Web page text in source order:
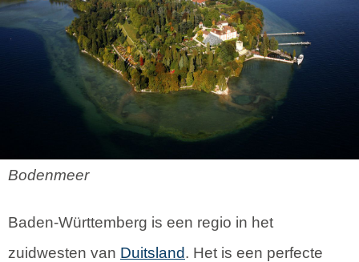
Bodenmeer
Baden-Württemberg is een regio in het
zuidwesten van Duitsland. Het is een perfecte